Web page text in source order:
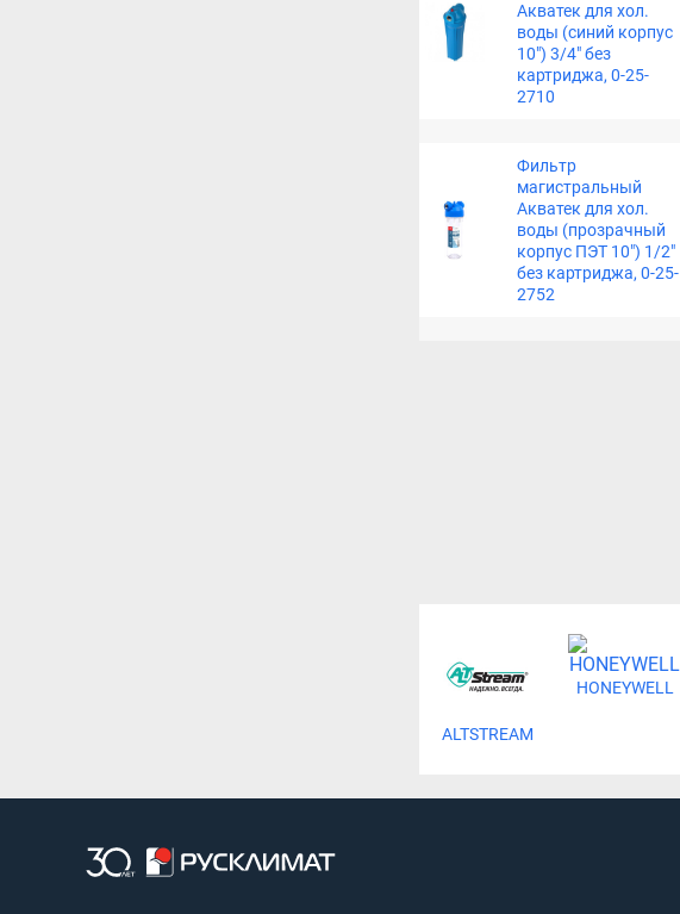
Акватек для хол.
воды (синий корпус
10") 3/4" без
картриджа, 0-25-
2710
Фильтр
магистральный
Акватек для хол.
воды (прозрачный
корпус ПЭТ 10") 1/2"
без картриджа, 0-25-
2752
ALTSTREAM
HONEYWELL